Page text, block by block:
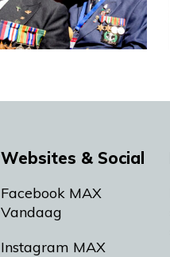
Websites & Social
Facebook MAX
Vandaag
Instagram MAX